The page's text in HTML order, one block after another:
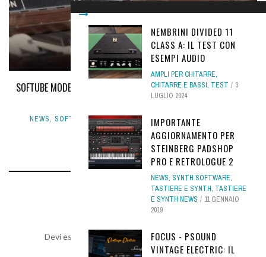
SOFTUBE MODEL 72, IL SYNTH SIMBOLO DI UN'EPOCA PER LA TUA
NEWS, SOFTWARE NEWS,SYNTH SOFTWARE,TASTIERE E
SYNTH
30 SETTEMBRE 2020
LEAVE A REPLY
Devi essereconnessoper inviare un commento.
NEMBRINI DIVIDED 11
CLASS A: IL TEST CON
ESEMPI AUDIO
AMPLI PER CHITARRE,
CHITARRE E BASSI, TEST
3
LUGLIO 2024
IMPORTANTE
AGGIORNAMENTO PER
STEINBERG PADSHOP
PRO E RETROLOGUE 2
NEWS, SYNTH SOFTWARE,
TASTIERE E SYNTH, TASTIERE
E SYNTH NEWS
11 GENNAIO
2019
FOCUS - PSOUND
VINTAGE ELECTRIC: IL